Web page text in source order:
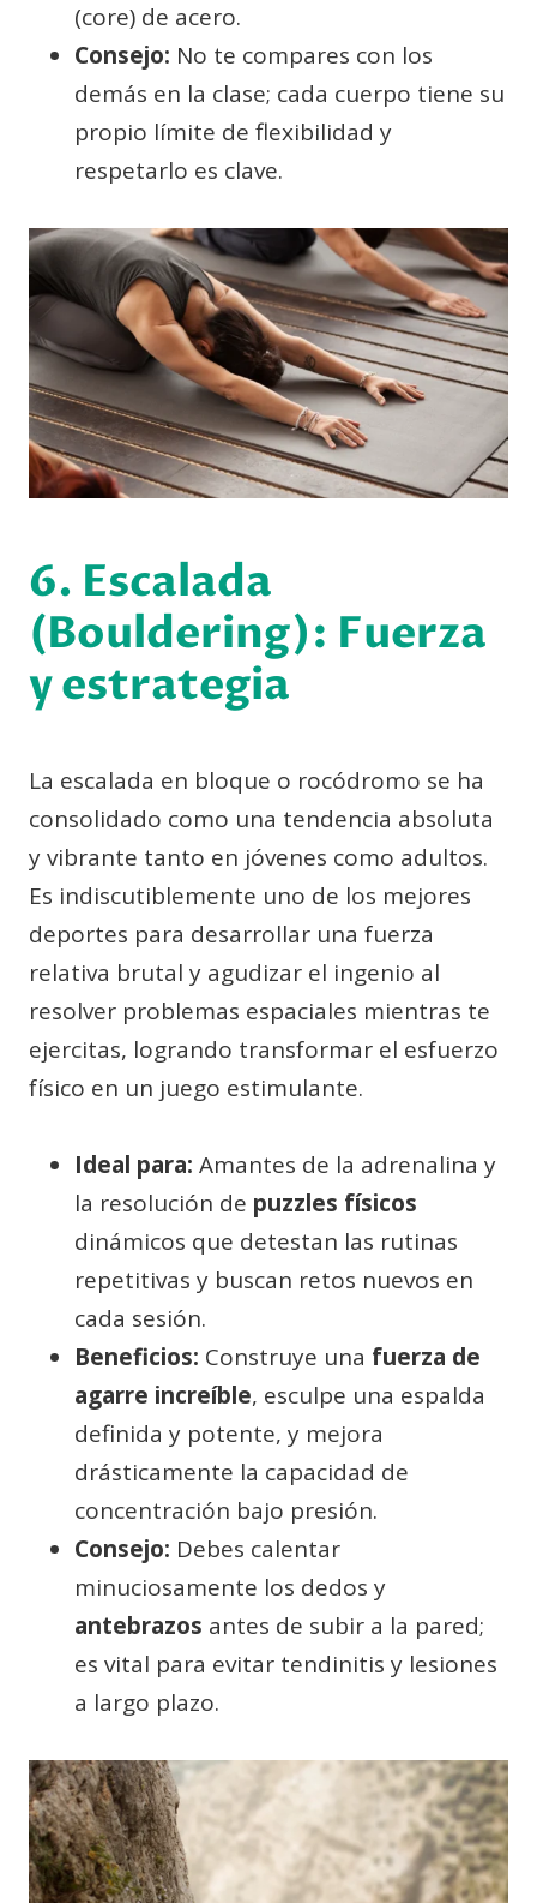
(core) de acero.
Consejo: No te compares con los
demás en la clase; cada cuerpo tiene su
propio límite de flexibilidad y
respetarlo es clave.
6. Escalada
(Bouldering): Fuerza
y estrategia
La escalada en bloque o rocódromo se ha
consolidado como una tendencia absoluta
y vibrante tanto en jóvenes como adultos.
Es indiscutiblemente uno de los mejores
deportes para desarrollar una fuerza
relativa brutal y agudizar el ingenio al
resolver problemas espaciales mientras te
ejercitas, logrando transformar el esfuerzo
físico en un juego estimulante.
Ideal para: Amantes de la adrenalina y
la resolución de puzzles físicos
dinámicos que detestan las rutinas
repetitivas y buscan retos nuevos en
cada sesión.
Beneficios: Construye una fuerza de
agarre increíble, esculpe una espalda
definida y potente, y mejora
drásticamente la capacidad de
concentración bajo presión.
Consejo: Debes calentar
minuciosamente los dedos y
antebrazos antes de subir a la pared;
es vital para evitar tendinitis y lesiones
a largo plazo.